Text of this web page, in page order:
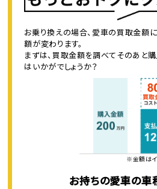
お乗り換えの場合、愛車の買取金額に
額が変わります。
まずは、買取金額を調べてそのあと
はいかがでしょうか？
※金額はイ
お持ちの愛車の車